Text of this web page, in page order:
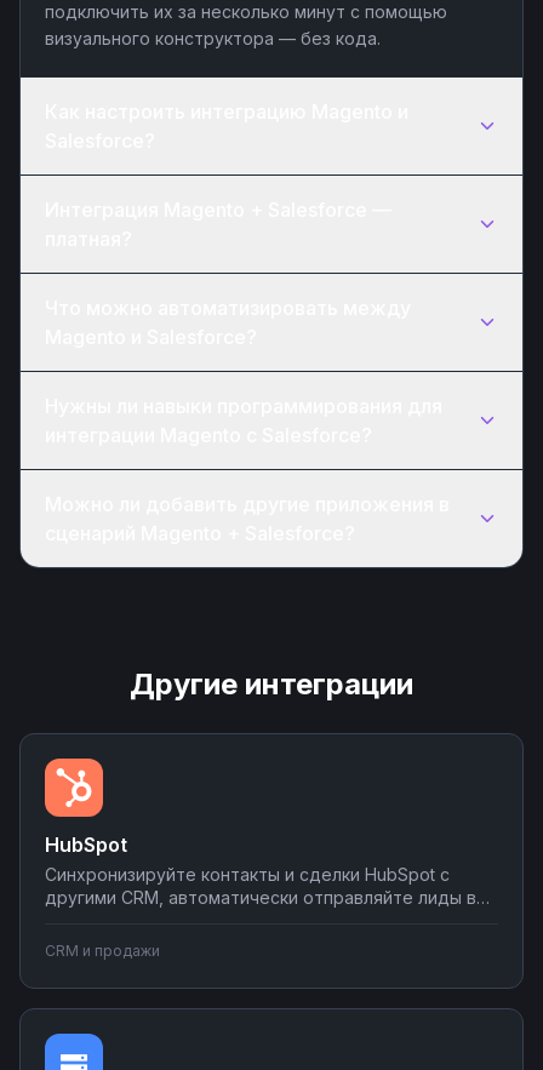
подключить их за несколько минут с помощью
визуального конструктора — без кода.
Другие интеграции
HubSpot
Синхронизируйте контакты и сделки HubSpot с
другими CRM, автоматически отправляйте лиды в
в планировщиках при изменении статуса сделки.
Настраивайте двусторонний обмен данными без
программирования на платформе Nodul.
CRM и продажи